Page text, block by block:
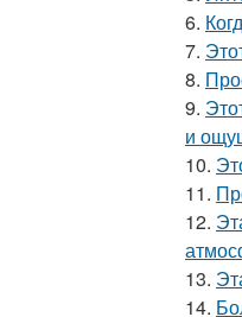
6.
7.
8.
9.
и
10.
11.
12.
13.
14.